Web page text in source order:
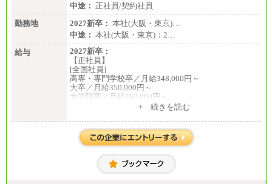
【阪急交通社】
◆正社員/総合職
月給250,000円～(※1)、247,000円～(※2)、242,000円
～(※3)、239,000円～(※4)、237,000円～（※5）
・月給は一律地域手当を含んだ金額を表示
（※1…36,000円、※2…33,000円、※3…28,000円、
※4…25,000円、※5…23,000円）
・試用期間中も給与変更なし
◆正社員/基幹職
〈東京・神奈川〉月給219,000 円～ 〈大阪・兵庫〉
・一律地域手当なし
・試用期間中も給与変更なし
月給187,500円～(※1)、184,000円～(※2)、180,500円
中途： 正社員/契約社員
勤務地
2027新卒： 本社(大阪・東京)…
中途： 本社(大阪・東京)：2…
給与
2027新卒：
【正社員】
[全国社員]
高専・専門学校卒／月給348,000円～
大卒／月給350,000円～
大学院卒／月給362,000円～
[地域社員]月給295,000円～
【正社員】
[全国社員]月給348,000円～
[地域社員]月給295,000円～
【契約社員】月給200,000円～
+ 続きを読む